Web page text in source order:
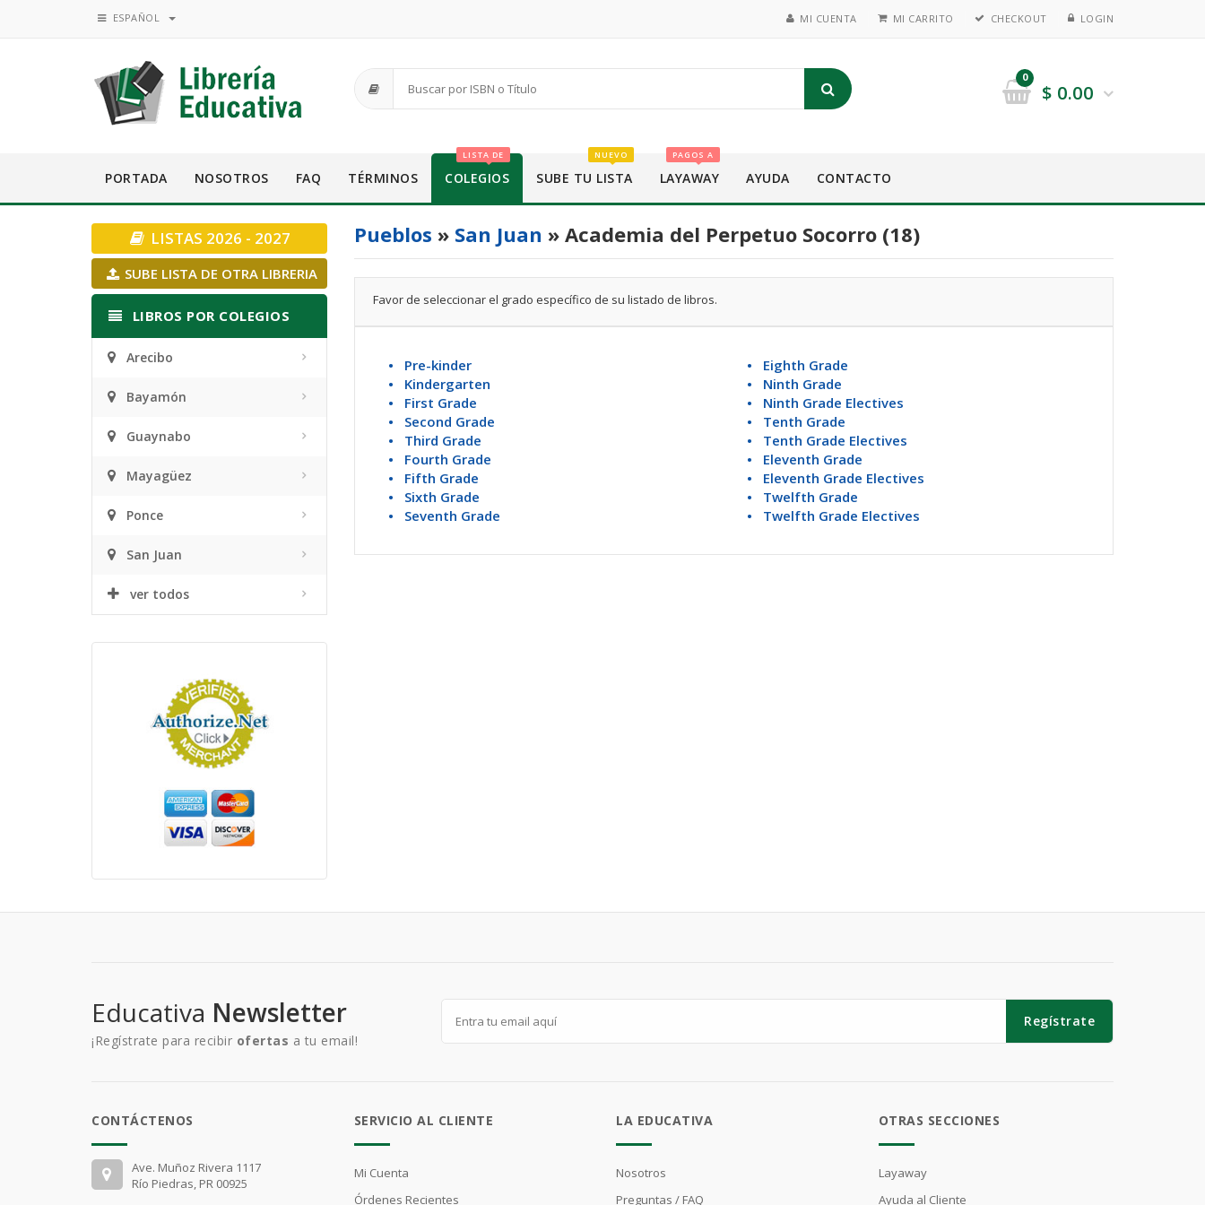
MI CUENTA MI CARRITO CHECKOUT LOGIN
ESPAÑOL
0
$ 0.00
PORTADA NOSOTROS FAQ TÉRMINOS COLEGIOS
LISTA DE
SUBE TU LISTA
NUEVO
LAYAWAY
PAGOS A
AYUDA CONTACTO
LISTAS 2026 - 2027
SUBE LISTA DE OTRA LIBRERIA
LIBROS POR COLEGIOS
Arecibo
Bayamón
Guaynabo
Mayagüez
Ponce
San Juan
ver todos
Pueblos » San Juan » Academia del Perpetuo Socorro (18)
Favor de seleccionar el grado específico de su listado de libros.
• Pre-kinder
• Kindergarten
• First Grade
• Second Grade
• Third Grade
• Fourth Grade
• Fifth Grade
• Sixth Grade
• Seventh Grade
• Eighth Grade
• Ninth Grade
• Ninth Grade Electives
• Tenth Grade
• Tenth Grade Electives
• Eleventh Grade
• Eleventh Grade Electives
• Twelfth Grade
• Twelfth Grade Electives
Educativa Newsletter
¡Regístrate para recibir ofertas a tu email!
Regístrate
CONTÁCTENOS
Ave. Muñoz Rivera 1117
Río Piedras, PR 00925
SERVICIO AL CLIENTE
Mi Cuenta
Órdenes Recientes
LA EDUCATIVA
Nosotros
Preguntas / FAQ
OTRAS SECCIONES
Layaway
Ayuda al Cliente